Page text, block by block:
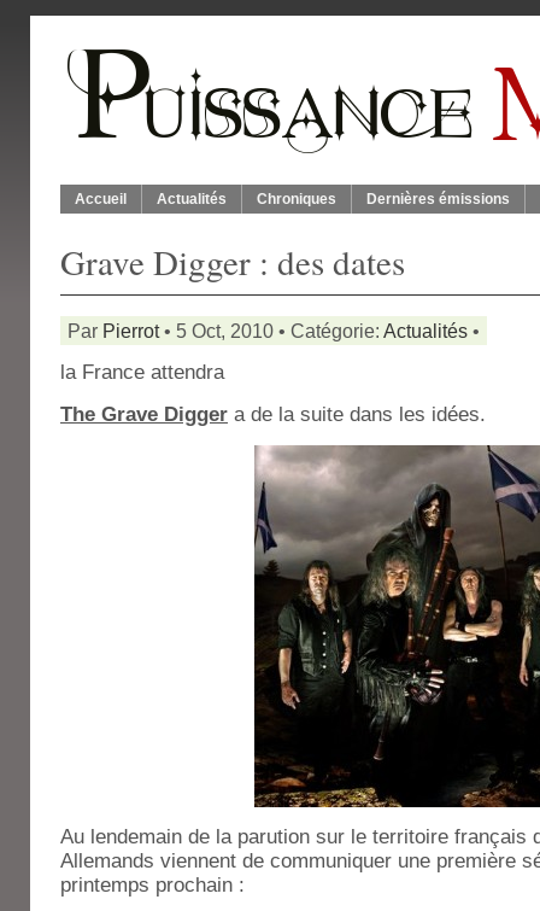
Accueil Actualités Chroniques Dernières émissions
Grave Digger : des dates
Par Pierrot• 5 Oct, 2010 • Catégorie: Actualités •
la France attendra
The Grave Digger a de la suite dans les idées.
Au lendemain de la parution sur le territoire français
Allemands viennent de communiquer une première
printemps prochain :